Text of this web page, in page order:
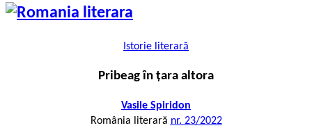
Istorie literară
Pribeag în țara altora
Vasile Spiridon
România literară nr. 23/2022